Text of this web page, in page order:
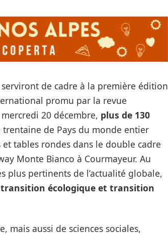
de cadre à la première édition
promu par la revue
20 décembre, plus de 130
de Pays du monde entier
tables rondes dans le double cadre
Monte Bianco à Courmayeur. Au
plus pertinents de l’actualité globale,
écologique et transition
mais aussi de sciences sociales,